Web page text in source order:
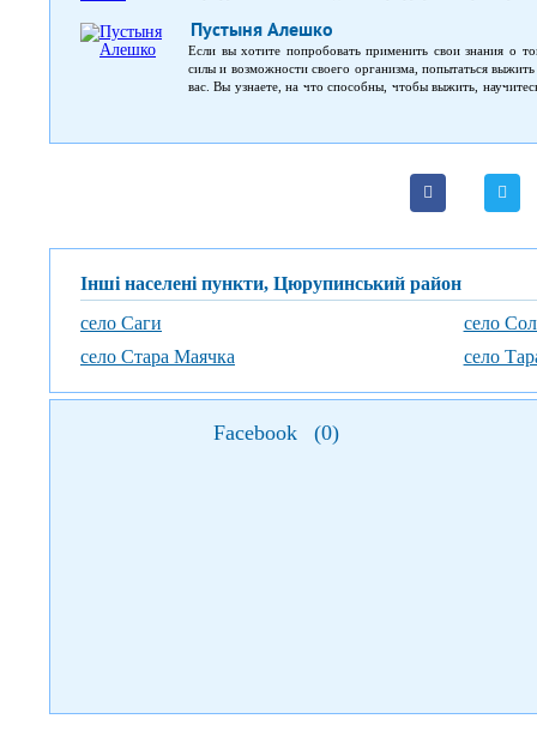
Раденську відбудеться цікава екскурсія колишнім
пустелі; відвідування ландшафтного замовника
Костогризово ви відвідаєте садибу гончаря та
побачите дубовий ліс, солончаки та унікальні болота на
Пустыня Алешко
Если вы хотите попробовать применить свои знания о
силы и возможности своего организма, попытаться
вас. Вы узнаете, на что способны, чтобы выжить,
времени; возможность научиться использовать вещи
качествах диких растений; прослушаете ряд историй
получите сертификат о прослушанном курсе выживания.
Інші населені пункти, Цюрупинський район
село Саги
село
село Стара Маячка
село
Facebook (0)